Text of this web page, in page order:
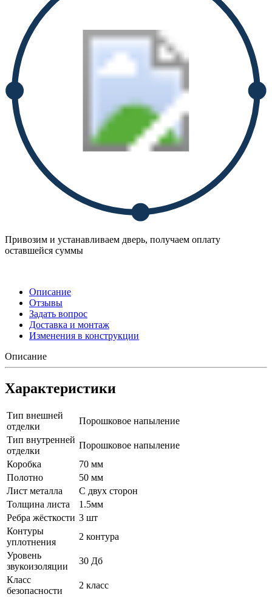
Привозим и устанавливаем дверь, получаем оплату
оставшейся суммы
Описание
Отзывы
Задать вопрос
Доставка и монтаж
Изменения в конструкции
Описание
Характеристики
Тип внешней
отделки
Порошковое напыление
Тип внутренней
отделки
Порошковое напыление
Коробка
70 мм
Полотно
50 мм
Лист металла
С двух сторон
Толщина листа
1.5мм
Ребра жёсткости 3 шт
Контуры
уплотнения
2 контура
Уровень
звукоизоляции
30 Дб
Класс
безопасности
2 класс